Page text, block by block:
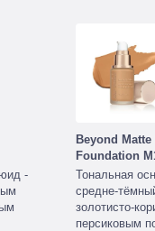
-
Beyond
Foundation
Тональная
средне-
золотисто-
персиковым